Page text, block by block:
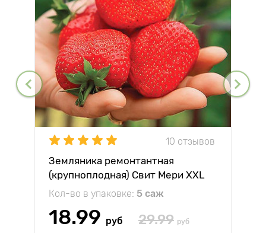
10 отзывов
Земляника ремонтантная
(крупноплодная) Свит Мери XXL
Кол-во в упаковке: 5 саж
18.99 руб 29.99 руб